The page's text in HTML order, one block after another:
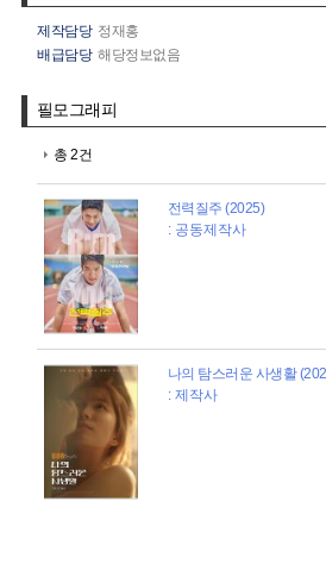
제작담당 정재홍
배급담당 해당정보없음
필모그래피
총 2건
전력질주 (2025)
: 공동제작사
나의 탐스러운 사생활
: 제작사